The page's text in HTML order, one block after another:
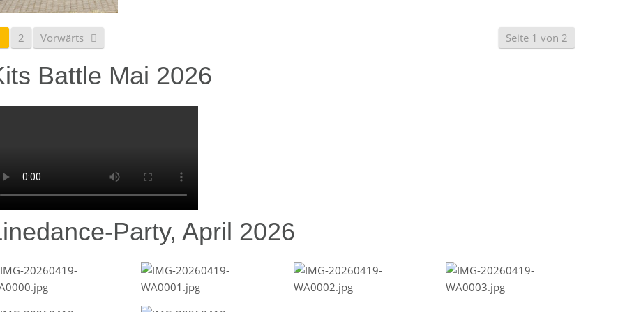
Seite 1 von 2
2 Vorwärts
Battle Mai 2026
Party, April 2026